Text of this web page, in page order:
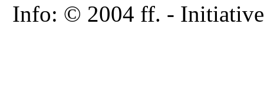
Info: © 2004 ff. -